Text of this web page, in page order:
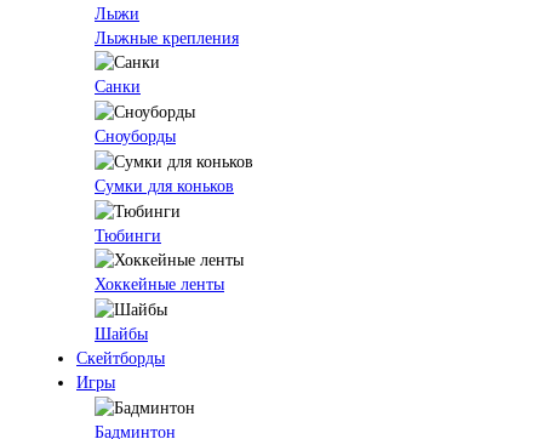
Лыжи
Лыжные крепления
Санки
Сноуборды
Сумки для коньков
Тюбинги
Хоккейные ленты
Шайбы
Скейтборды
Игры
Бадминтон